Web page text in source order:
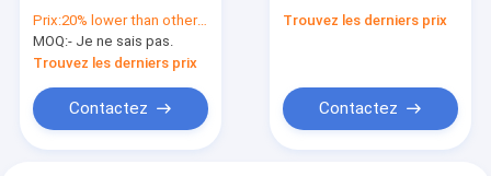
transitaire
d'expédition
d'entrepôts
en provenance de
Chine
Prix:20% lower than other freight forwarders
MOQ:- Je ne sais pas.
Trouvez les derniers prix
Contactez
économique
Trouvez les derniers prix
Contactez